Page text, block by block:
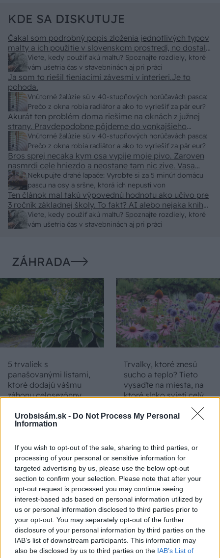
Urobsisám.sk - Do Not Process My Personal
Information
If you wish to opt-out of the sale, sharing to third parties, or
processing of your personal or sensitive information for
targeted advertising by us, please use the below opt-out
section to confirm your selection. Please note that after your
opt-out request is processed you may continue seeing
interest-based ads based on personal information utilized by
us or personal information disclosed to third parties prior to
your opt-out. You may separately opt-out of the further
disclosure of your personal information by third parties on the
IAB’s list of downstream participants. This information may
also be disclosed by us to third parties on the IAB’s List of
KDE SA DISKUTUJE
Viete, kedy použiť akú maltu? Spoznajte rozdiely, ktoré
vám ušetria čas v stavebninách aj pri práci
Čakal som podrobný popis zloženia jednotlivých typov
malty a ich použitie v slovenskom prostredí, no dostal
som len pár primitívnych rád o výbere vriec v
stavebninách. Kde sa podel názov a zmysel časopisu
"Urob si sám" ? To skutočne už nemáme na Slovensku
"fachmanov"! Vypadá to tak že za pár rokov nám budú
stavať chaty a chalupy číňania a použijú BAMBUS !!!
Vnútorné žalúzie sú v 40-stupňových horúčavách pasca:
Prečo z okna robia radiátor a ako to vyriešiť za pár eur?
Ja som to riešil tieniacimi závesmi v interieri.Je to
pohoda.
Vnútorné žalúzie sú v 40-stupňových horúčavách pasca:
Prečo z okna robia radiátor a ako to vyriešiť za pár eur?
Akurát ten problém doma riešime na oknách z južnej
strany. Pravdepodobne pôjdeme do vonkajšieho
tienenia na spôsob markízy 250x150cm. Čínsky
predajcovia idú okolo 100 eur kus.
Nekupujte drahé lapače: Vyrobte si za 5 minút domácu
pascu na osy a sršne, ktorá ich nepustí von
Bros sprej necaka kym osa vypije moje pivo. Zaroven
nasmrdi cele hniezdo a neostane tam nic zive. Vasa
pasca naucinke moc efektivne. Skor pritiahne slimaky
Viete, kedy použiť akú maltu? Spoznajte rozdiely, ktoré
vám ušetria čas v stavebninách aj pri práci
Ten článok mal takú výpovednú hodnotu ako učivo pre
3 ročník základnej školy. To fakt? AI alebo nejaka kniha
z VŠ? Dnešné rychlotvrdnuce malty - pevnosť 40 Mpa a
doba schnutia tak 15 minut , k tomu vodotesné s
ZÁHRADA
5 trvaliek s
panašovanými listami,
ktoré dodajú vášmu
záhonu celosezónny
Trvalky, ktoré znesú
sucho a teplo? Tieto
vysaďte na miesta, na
ktoré slnko svieti celý
Nemusí to byť len
levanduľa! 7 fialových
krások, ktoré rozžiaria
vašu záhradu
Môže aspirín zachrániť
ochabnuté izbové
rastliny? Pravda vás
možno prekvapí